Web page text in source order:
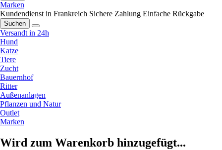
Marken
Kundendienst in Frankreich Sichere Zahlung Einfache Rückgabe
Suchen
Versandt in 24h
Hund
Katze
Tiere
Zucht
Bauernhof
Ritter
Außenanlagen
Pflanzen und Natur
Outlet
Marken
Wird zum Warenkorb hinzugefügt...